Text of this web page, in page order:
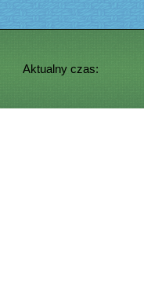
Aktualny czas: